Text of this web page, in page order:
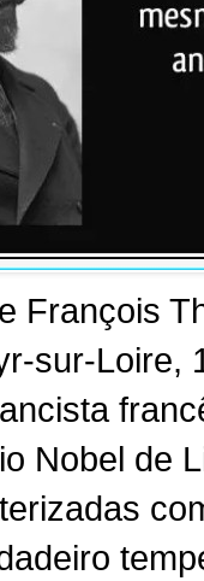
François
sur-Loire,
Nobel de